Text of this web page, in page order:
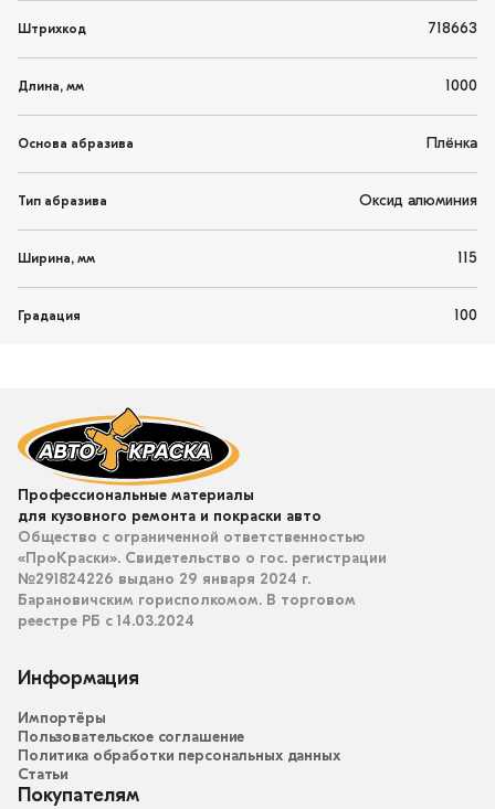
Штрихкод 718663
Длина, мм 1000
Основа абразива Плёнка
Тип абразива Оксид алюминия
Ширина, мм 115
Градация 100
Профессиональные материалы
для кузовного ремонта и покраски авто
Общество с ограниченной ответственностью
«ПроКраски». Свидетельство о гос. регистрации
№291824226 выдано 29 января 2024 г.
Барановичским горисполкомом. В торговом
реестре РБ с 14.03.2024
Информация
Импортёры
Пользовательское соглашение
Политика обработки персональных данных
Статьи
Покупателям